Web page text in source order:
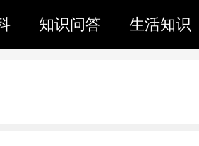
知识问答 生活知识